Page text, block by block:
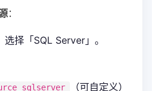
：
选择「SQL Server」。
（可自定义）